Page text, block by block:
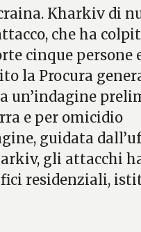
Kharkiv di
che ha
cinque persone
la Procura
un’indagine
e per omicidio
guidata
gli attacchi
residenziali,